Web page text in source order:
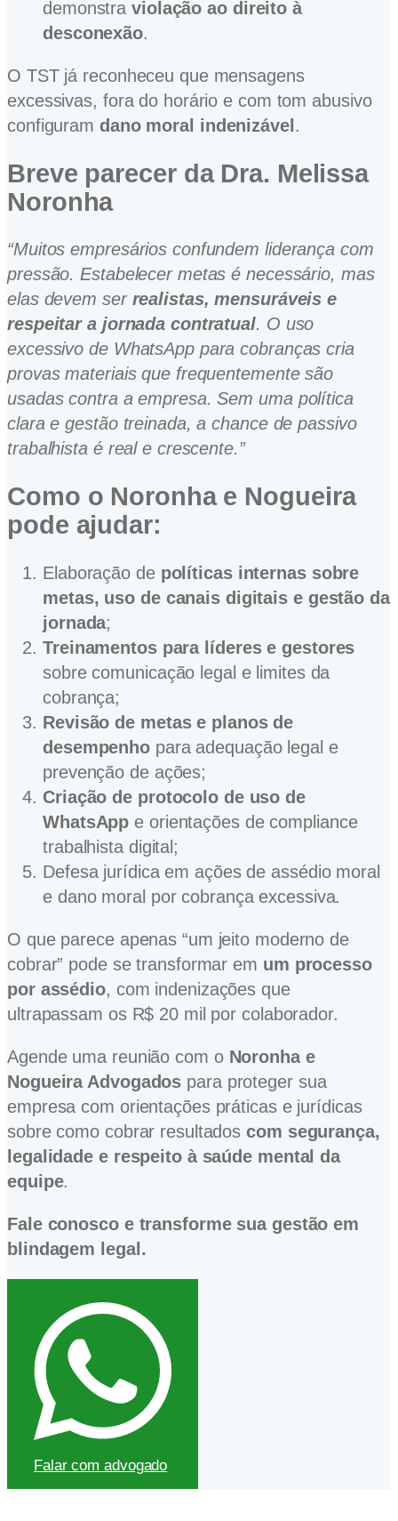
demonstraviolação ao direito à
desconexão.
O TST já reconheceu que mensagens
excessivas, fora do horário e com tom abusivo
configuram dano moral indenizável .
Breve parecer da Dra. Melissa
Noronha
“Muitos empresários confundem liderança com
pressão. Estabelecer metas é necessário, mas
elas devem ser realistas, mensuráveis e
respeitar a jornada contratual. O uso
excessivo de WhatsApp para cobranças cria
provas materiais que frequentemente são
usadas contra a empresa. Sem uma política
clara e gestão treinada, a chance de passivo
trabalhista é real e crescente.”
Como o Noronha e Nogueira
pode ajudar:
Elaboração de políticas internas sobre
metas, uso de canais digitais e gestão da
jornada;
Treinamentos para líderes e gestores
sobre comunicação legal e limites da
cobrança;
Revisão de metas e planos de
desempenho para adequação legal e
prevenção de ações;
Criação de protocolo de uso de
WhatsApp e orientações de compliance
trabalhista digital;
Defesa jurídica em ações de assédio moral
e dano moral por cobrança excessiva.
O que parece apenas “um jeito moderno de
cobrar” pode se transformar em um processo
por assédio, com indenizações que
ultrapassam os R$ 20 mil por colaborador.
Agende uma reunião com o Noronha e
Nogueira Advogados para proteger sua
empresa com orientações práticas e jurídicas
sobre como cobrar resultadoscom segurança,
legalidade e respeito à saúde mental da
equipe.
Fale conosco e transforme sua gestão em
blindagem legal.
Falar com advogado